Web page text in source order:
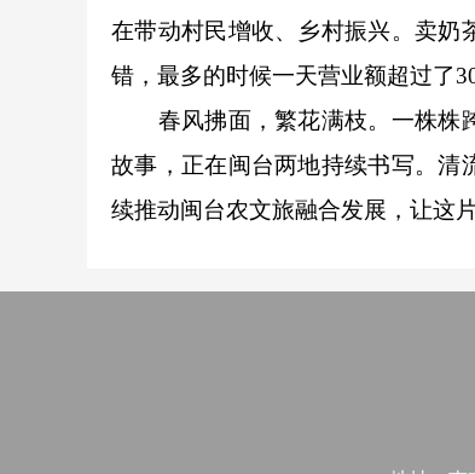
在带动村民增收、乡村振兴。卖奶
错，最多的时候一天营业额超过了
春风拂面，繁花满枝。一株株跨
故事，正在闽台两地持续书写。清
续推动闽台农文旅融合发展，让这